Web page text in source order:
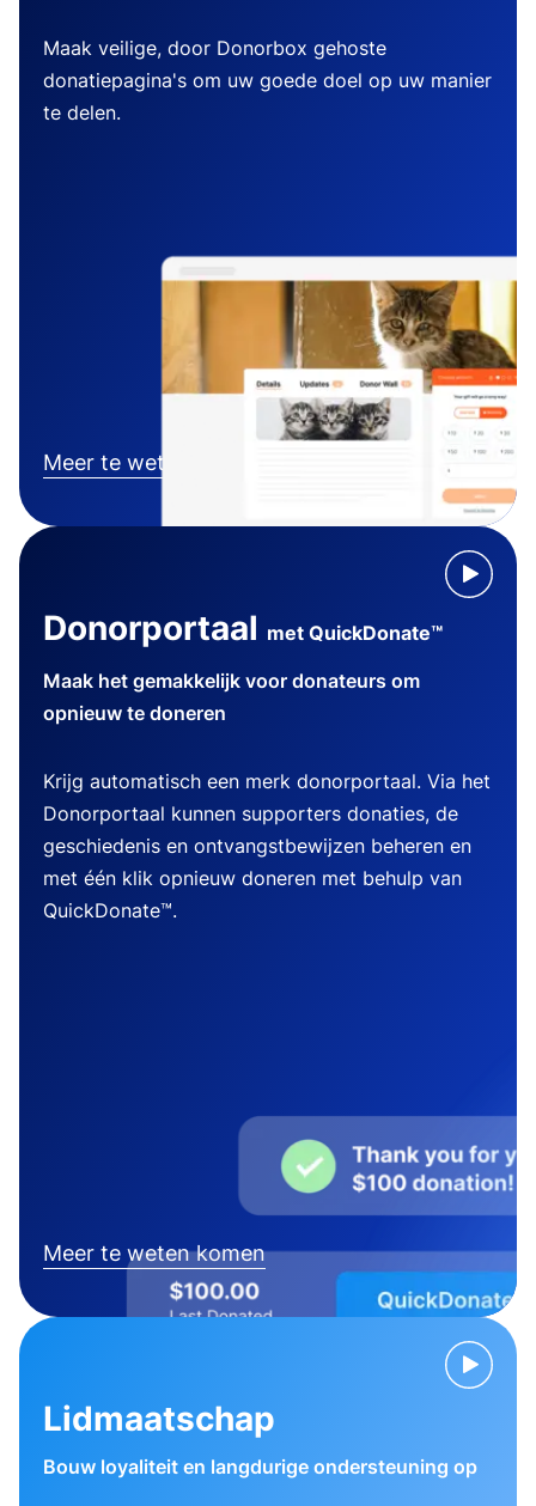
Maak veilige, door Donorbox gehoste
donatiepagina's om uw goede doel op uw manier
te delen.
Meer te weten komen
Donorportaal met QuickDonate™
Maak het gemakkelijk voor donateurs om
opnieuw te doneren
Krijg automatisch een merk donorportaal. Via het
Donorportaal kunnen supporters donaties, de
geschiedenis en ontvangstbewijzen beheren en
met één klik opnieuw doneren met behulp van
QuickDonate™.
Meer te weten komen
Lidmaatschap
Bouw loyaliteit en langdurige ondersteuning op